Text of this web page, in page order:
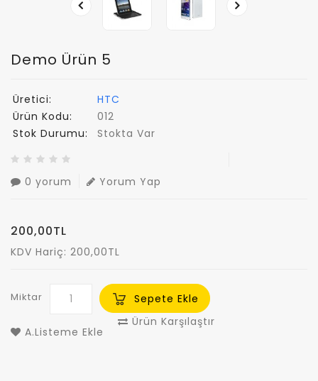
Demo Ürün 5
Üretici:
HTC
Ürün Kodu:
012
Stok Durumu:
Stokta Var
0 yorum Yorum Yap
200,00TL
KDV Hariç: 200,00TL
Miktar Sepete Ekle
A.Listeme Ekle
Ürün Karşılaştır